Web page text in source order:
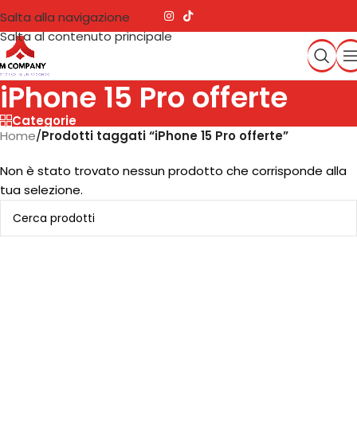
Salta alla navigazione
Salta al contenuto principale
iPhone 15 Pro offerte
Categorie
Home/Prodotti taggati “iPhone 15 Pro offerte”
Non è stato trovato nessun prodotto che corrisponde alla
tua selezione.